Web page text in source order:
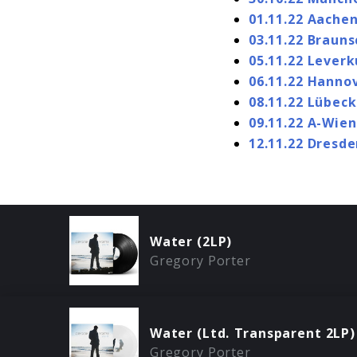
01.11.22 Aachen
03.11.22
05.11.22
06.11.22
08.11.22 Lübeck
09.11.22 A-Wien
12.11.22
Water (2LP)
Gregory Porter
Water (Ltd. Transparent 2LP)
Gregory Porter